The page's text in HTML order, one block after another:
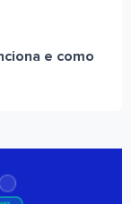
e como